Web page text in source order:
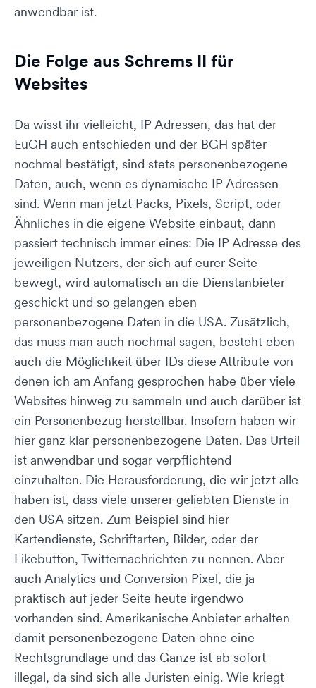
anwendbar ist.
Die Folge aus Schrems II für
Websites
Da wisst ihr vielleicht, IP Adressen, das hat der
EuGH auch entschieden und der BGH später
nochmal bestätigt, sind stets personenbezogene
Daten, auch, wenn es dynamische IP Adressen
sind. Wenn man jetzt Packs, Pixels, Script, oder
Ähnliches in die eigene Website einbaut, dann
passiert technisch immer eines: Die IP Adresse des
jeweiligen Nutzers, der sich auf eurer Seite
bewegt, wird automatisch an die Dienstanbieter
geschickt und so gelangen eben
personenbezogene Daten in die USA. Zusätzlich,
das muss man auch nochmal sagen, besteht eben
auch die Möglichkeit über IDs diese Attribute von
denen ich am Anfang gesprochen habe über viele
Websites hinweg zu sammeln und auch darüber ist
ein Personenbezug herstellbar. Insofern haben wir
hier ganz klar personenbezogene Daten. Das Urteil
ist anwendbar und sogar verpflichtend
einzuhalten. Die Herausforderung, die wir jetzt alle
haben ist, dass viele unserer geliebten Dienste in
den USA sitzen. Zum Beispiel sind hier
Kartendienste, Schriftarten, Bilder, oder der
Likebutton, Twitternachrichten zu nennen. Aber
auch Analytics und Conversion Pixel, die ja
praktisch auf jeder Seite heute irgendwo
vorhanden sind. Amerikanische Anbieter erhalten
damit personenbezogene Daten ohne eine
Rechtsgrundlage und das Ganze ist ab sofort
illegal, da sind sich alle Juristen einig. Wie kriegt